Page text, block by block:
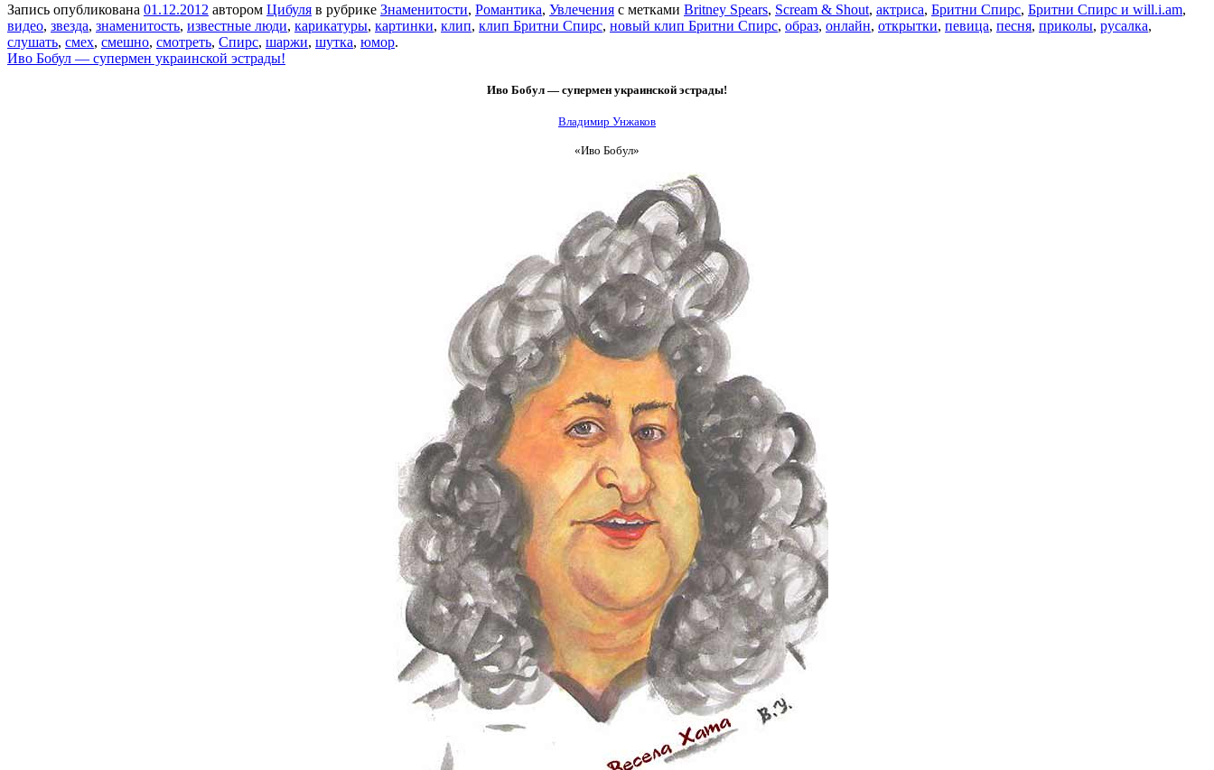
Запись опубликована 01.12.2012 автором Цибуля в рубрике Знаменитости, Романтика, Увлечения с метками Britney Spears, Scream & Shout, актриса, Бритни Спирс, Бритни Спирс и will.i.am,
видео, звезда, знаменитость, известные люди, карикатуры, картинки, клип, клип Бритни Спирс, новый клип Бритни Спирс, образ, онлайн, открытки, певица, песня, приколы, русалка,
слушать, смех, смешно, смотреть, Спирс, шаржи, шутка, юмор.
Иво Бобул — супермен украинской эстрады!
Иво Бобул — супермен украинской эстрады!
Владимир Унжаков
«Иво Бобул»